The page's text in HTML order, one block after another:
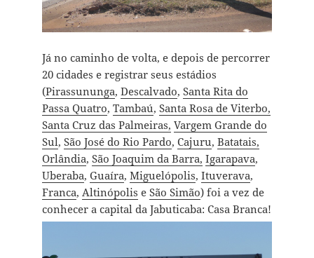
Já no caminho de volta, e depois de percorrer
20 cidades e registrar seus estádios
(Pirassununga, Descalvado, Santa Rita do
Passa Quatro, Tambaú, Santa Rosa de Viterbo,
Santa Cruz das Palmeiras, Vargem Grande do
Sul, São José do Rio Pardo, Cajuru, Batatais,
Orlândia, São Joaquim da Barra, Igarapava,
Uberaba, Guaíra, Miguelópolis, Ituverava,
Franca, Altinópolis e São Simão) foi a vez de
conhecer a capital da Jabuticaba: Casa Branca!